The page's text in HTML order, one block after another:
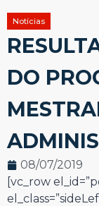
Notícias
DO
08/07/2019
[vc_row